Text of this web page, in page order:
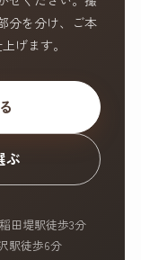
分を分け、ご本
げます。
ぶ
田堤駅徒歩3分
駅徒歩6分